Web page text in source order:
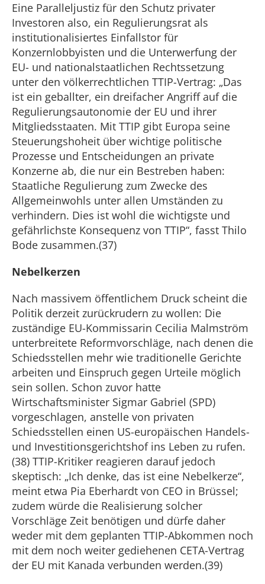
Eine Paralleljustiz für den Schutz privater
Investoren also, ein Regulierungsrat als
institutionalisiertes Einfallstor für
Konzernlobbyisten und die Unterwerfung der
EU- und nationalstaatlichen Rechtssetzung
unter den völkerrechtlichen TTIP-Vertrag: „Das
ist ein geballter, ein dreifacher Angriff auf die
Regulierungsautonomie der EU und ihrer
Mitgliedsstaaten. Mit TTIP gibt Europa seine
Steuerungshoheit über wichtige politische
Prozesse und Entscheidungen an private
Konzerne ab, die nur ein Bestreben haben:
Staatliche Regulierung zum Zwecke des
Allgemeinwohls unter allen Umständen zu
verhindern. Dies ist wohl die wichtigste und
gefährlichste Konsequenz von TTIP“, fasst Thilo
Bode zusammen.(37)
Nebelkerzen
Nach massivem öffentlichem Druck scheint die
Politik derzeit zurückrudern zu wollen: Die
zuständige EU-Kommissarin Cecilia Malmström
unterbreitete Reformvorschläge, nach denen die
Schiedsstellen mehr wie traditionelle Gerichte
arbeiten und Einspruch gegen Urteile möglich
sein sollen. Schon zuvor hatte
Wirtschaftsminister Sigmar Gabriel (SPD)
vorgeschlagen, anstelle von privaten
Schiedsstellen einen US-europäischen Handels-
und Investitionsgerichtshof ins Leben zu rufen.
(38) TTIP-Kritiker reagieren darauf jedoch
skeptisch: „Ich denke, das ist eine Nebelkerze“,
meint etwa Pia Eberhardt von CEO in Brüssel;
zudem würde die Realisierung solcher
Vorschläge Zeit benötigen und dürfe daher
weder mit dem geplanten TTIP-Abkommen noch
mit dem noch weiter gediehenen CETA-Vertrag
der EU mit Kanada verbunden werden.(39)